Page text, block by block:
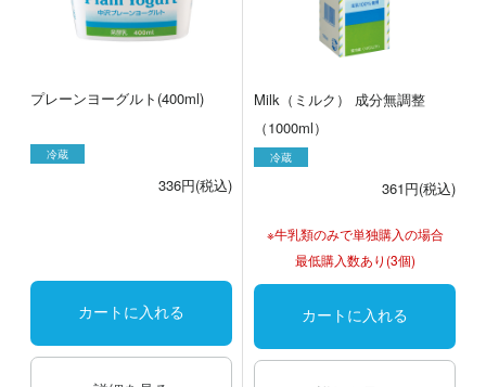
プレーンヨーグルト(400ml)
冷蔵
336円(税込)
カートに入れる
Milk（ミルク） 成分無調整
（1000ml）
冷蔵
361円(税込)
※牛乳類のみで単独購入の場合
最低購入数あり(3個)
カートに入れる